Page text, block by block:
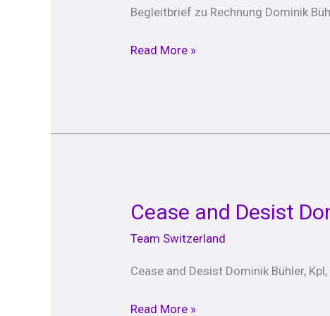
Begleitbrief zu Rechnung Dominik
Dominik
Read More »
Cease and Desist
Team Switzerland
Cease and Desist Dominik Bühler,
Cease
Desist
Dominik
Read More »